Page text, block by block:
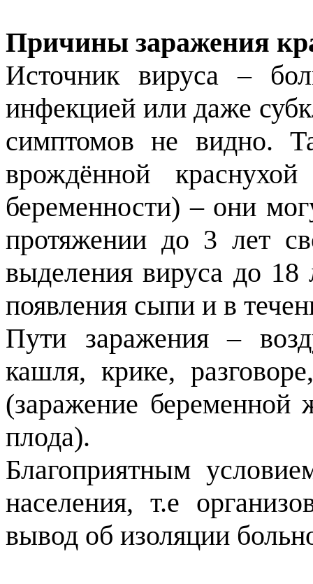
Причины заражения
Источник вируса –
инфекцией или даже
симптомов не видно.
врождённой
беременности) – они
протяжении до 3 лет
выделения вируса до
появления сыпи и в
Пути заражения –
кашля, крике,
(заражение
плода).
Благоприятным
населения, т.е
вывод об изоляции